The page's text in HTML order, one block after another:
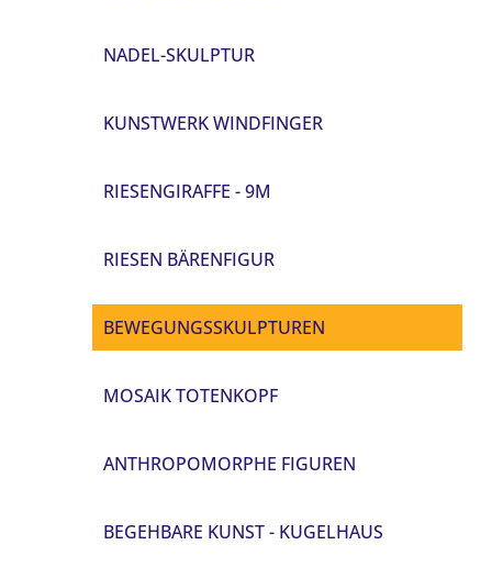
NADEL-SKULPTUR
KUNSTWERK WINDFINGER
RIESENGIRAFFE - 9M
RIESEN BÄRENFIGUR
BEWEGUNGSSKULPTUREN
MOSAIK TOTENKOPF
ANTHROPOMORPHE FIGUREN
BEGEHBARE KUNST - KUGELHAUS